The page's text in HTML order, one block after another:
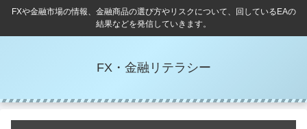
FXや金融市場の情報、金融商品の選び方やリスクについて、回しているEAの
結果などを発信していきます。
FX・金融リテラシー